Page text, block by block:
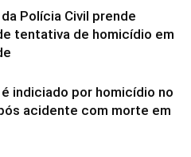
Polícia Civil prende
tentativa de homicídio em
indiciado por homicídio no
acidente com morte em